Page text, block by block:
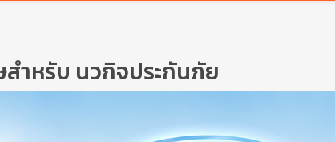
ำหรับ นวกิจประกันภัย